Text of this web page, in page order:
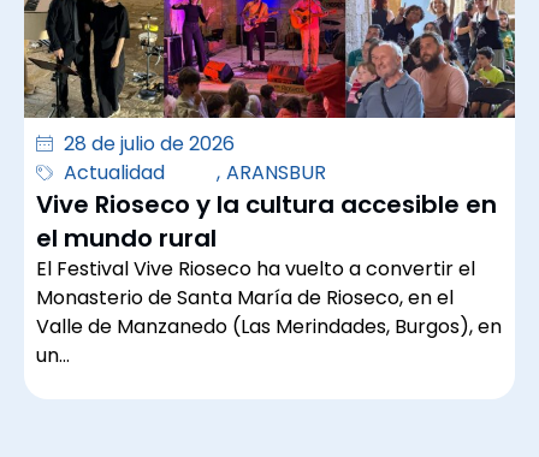
28 de julio de 2026
Actualidad
, ARANSBUR
Vive Rioseco y la cultura accesible en
el mundo rural
El Festival Vive Rioseco ha vuelto a convertir el
Monasterio de Santa María de Rioseco, en el
Valle de Manzanedo (Las Merindades, Burgos), en
un…